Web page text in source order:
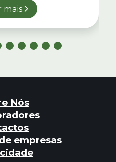
mais
Nós
empresas